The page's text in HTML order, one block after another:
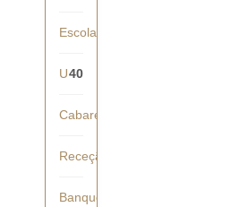
Escola
U40
Cabaret
Receção
Banquete